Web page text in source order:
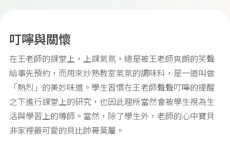
叮嚀與關懷
在王老師的課堂上，上課氣氛，總是被王老師爽朗的笑聲
給事先預約，而用來炒熟教室氣氛的調味料，是一道叫做
「熱烈」的美妙味道。學生習慣在王老師聲聲叮嚀的提醒
之下進行課堂上的研究，也因此理所當然會被學生視為生
活與學習上的導師。當然，除了學生外，老師的心中寶貝
非家裡最可愛的貝比帥哥莫屬。